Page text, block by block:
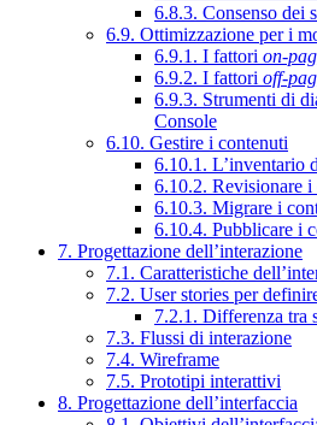
6.8.3. Consenso dei
6.9. Ottimizzazione per i
6.9.1. I fattori on-
6.9.2. I fattori off-
6.9.3. Strumenti di
Console
6.10. Gestire i contenuti
6.10.1. L’inventario
6.10.2. Revisionare i
6.10.3. Migrare i
6.10.4. Pubblicare i
7. Progettazione dell’interazione
7.1. Caratteristiche
7.2. User stories per
7.2.1. Differenza tra
7.3. Flussi di interazione
7.4. Wireframe
7.5. Prototipi interattivi
8. Progettazione dell’interfaccia